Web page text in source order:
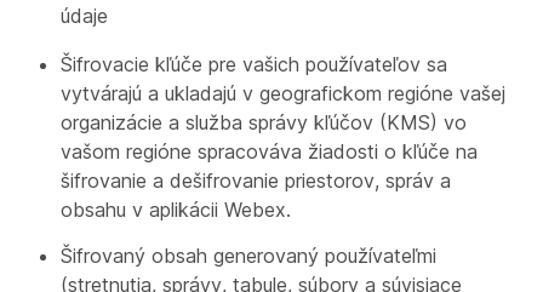
údaje
Šifrovacie kľúče pre vašich používateľov sa
vytvárajú a ukladajú v geografickom regióne vašej
organizácie a služba správy kľúčov (KMS) vo
vašom regióne spracováva žiadosti o kľúče na
šifrovanie a dešifrovanie priestorov, správ a
obsahu v aplikácii Webex.
Šifrovaný obsah generovaný používateľmi
(stretnutia, správy, tabule, súbory a súvisiace